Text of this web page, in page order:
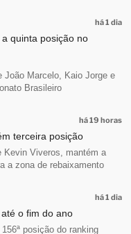
há 1 dia
quinta posição no
João Marcelo, Kaio Jorge e
Brasileiro
há 19 horas
terceira posição
Kevin Viveros, mantém a
a zona de rebaixamento
há 1 dia
o fim do ano
posição do ranking